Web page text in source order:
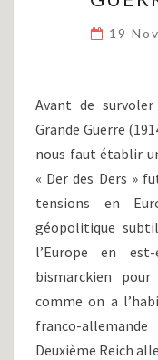
19
Avant de
Grande Guerre
nous faut établir
« Der des Ders »
tensions en
géopolitique
l’Europe en
bismarckien
comme on a
franco-
Deuxième Reich